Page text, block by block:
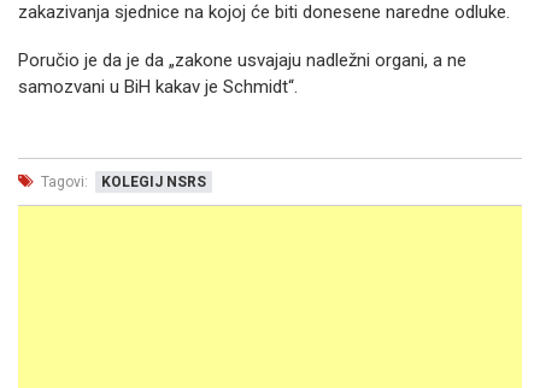
zakazivanja sjednice na kojoj će biti donesene naredne odluke.
Poručio je da je da „zakone usvajaju nadležni organi, a ne
samozvani u BiH kakav je Schmidt“.
Tagovi: KOLEGIJ NSRS